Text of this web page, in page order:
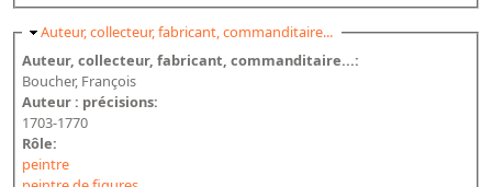
Masquer
Auteur, collecteur, fabricant, commanditaire...
Auteur, collecteur, fabricant, commanditaire...:
Boucher, François
Auteur : précisions:
1703-1770
Rôle:
peintre